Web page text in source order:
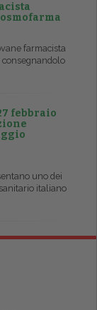
farmacista
febbraio
uno dei
italiano